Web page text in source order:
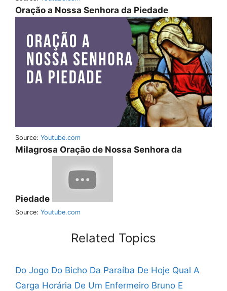
Oração a Nossa Senhora da Piedade
Source: Youtube.com
Milagrosa Oração de Nossa Senhora da
Piedade
Source: Youtube.com
Related Topics
Do Jogo Do Bicho Da Paraíba De Hoje Qual A
Carga Horária De Um Enfermeiro Bruno E